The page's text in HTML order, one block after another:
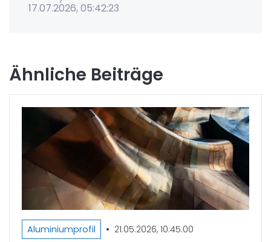
17.07.2026, 05:42:23
Ähnliche Beiträge
Aluminiumprofil • 21.05.2026, 10:45:00